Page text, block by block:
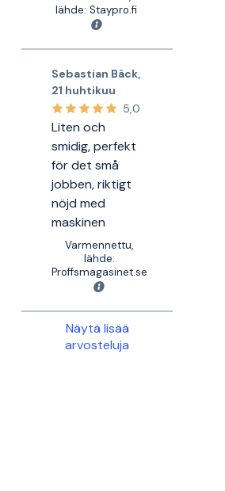
lähde: Staypro.fi
Sebastian Bäck,
21 huhtikuu
5,0
Liten och
smidig, perfekt
för det små
jobben, riktigt
nöjd med
maskinen
Varmennettu,
lähde:
Proffsmagasinet.se
Näytä lisää
arvosteluja